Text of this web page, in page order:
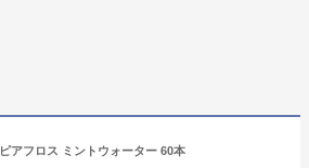
ピアフロス ミントウォーター 60本